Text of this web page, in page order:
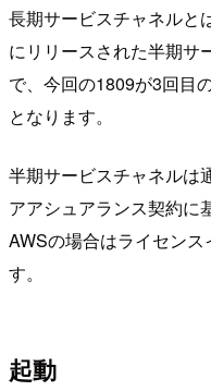
長期サービスチャネルと
にリリースされた半期サ
で、今回の1809が3回目
となります。
半期サービスチャネルは
アアシュアランス契約に
AWSの場合はライセン
す。
起動